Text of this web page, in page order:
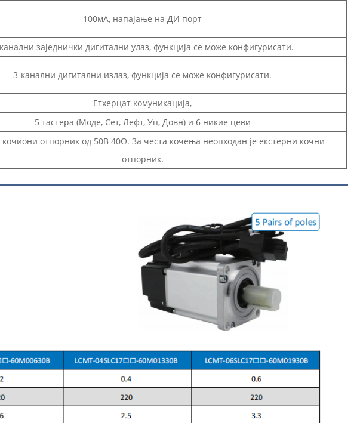
100мА, напајање на ДИ порт
заједнички дигитални улаз, функција се може конфигурисати.
3-канални дигитални излаз, функција се може конфигурисати.
Етхерцат комуникација,
5 тастера (Моде, Сет, Лефт, Уп, Довн) и 6 никие цеви
отпорник од 50В 40Ω. За честа кочења неопходан је екстерни кочни
отпорник.